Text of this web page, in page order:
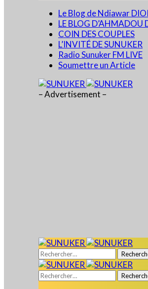
Le Blog de Ndiawar
LE BLOG D’AHMADOU
COIN DES COUPLES
L’INVITÉ DE SUNUKER
Radio Sunuker FM LIVE
Soumettre un Article
– Advertisement –
Rechercher :
Rechercher :